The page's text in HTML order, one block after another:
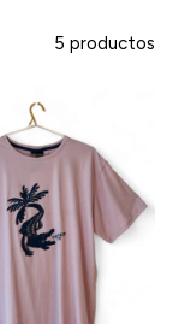
5 productos